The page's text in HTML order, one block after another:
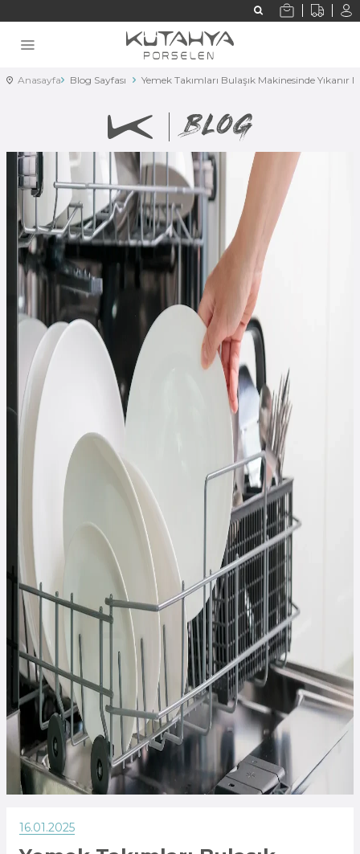
Anasayfa Blog Sayfası Yemek Takımları Bulaşık Makinesinde Yıkanır
16.01.2025